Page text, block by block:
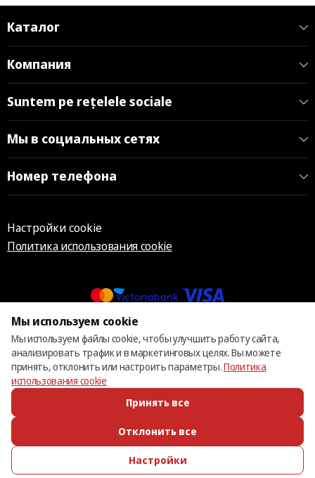
Каталог
Компания
Suntem pe rețelele sociale
Мы в социальных сетях
Номер телефона
Настройки cookie
Политика использования cookie
© 2013 – 2026 ECOM
ПОЗВОНИТЬ ИЗБРАННОЕ КАТАЛОГ ВОЙТИ
Мы используем cookie
Мы используем файлы cookie, чтобы улучшить работу сайта,
анализировать трафик и в маркетинговых целях. Вы можете
принять, отклонить или настроить параметры.Политика
использования cookie
Принять все
Отклонить все
Настройки